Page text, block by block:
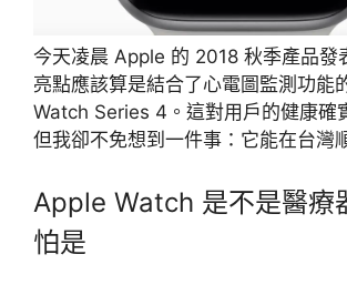
今天凌晨 Apple 的 2018 秋季產品發
亮點應該算是結合了心電圖監測功能
Watch Series 4。這對用戶的健康確
但我卻不免想到一件事：它能在台灣
Apple Watch 是不是醫療
怕是